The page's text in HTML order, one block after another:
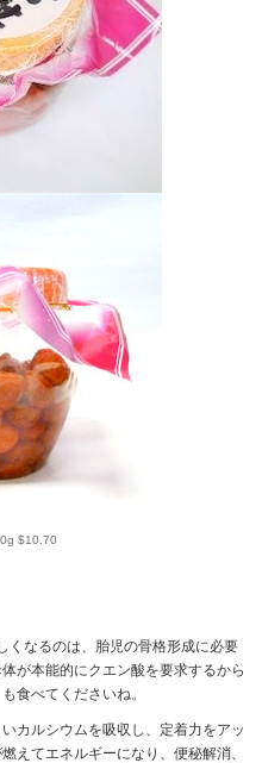
$10.70
なるのは、胎児の骨格形成に必要
が本能的にクエン酸を要求するから
食べてくださいね。
カルシウムを吸収し、定着力をアッ
えてエネルギーになり、便秘解消、